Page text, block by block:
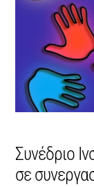
Συνέδριο
σε